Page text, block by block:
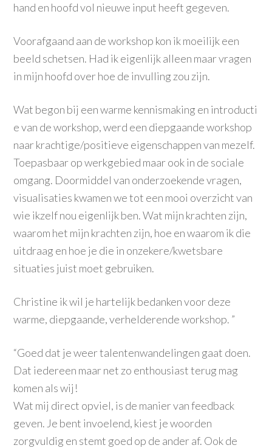
hand en hoofd vol nieuwe input heeft gegeven.
Voorafgaand aan de workshop kon ik moeilijk een
beeld schetsen. Had ik eigenlijk alleen maar vragen
in mijn hoofd over hoe de invulling zou zijn.
Wat begon bij een warme kennismaking en introducti
e van de workshop, werd een diepgaandeworkshop
naar krachtige/positieve eigenschappen van mezelf.
Toepasbaarop werkgebied maar ook in de sociale
omgang. Doormiddel van onderzoekende vragen,
visualisaties kwamen we tot een mooi overzicht van
wie ikzelf nou eigenlijk ben. Wat mijn krachten zijn,
waarom het mijn krachten zijn, hoe en waarom ik die
uitdraag en hoe je die in onzekere/kwetsbare
situaties juist moet gebruiken.
Christine ik wil je hartelijk bedanken voor deze
warme, diepgaande, verhelderende workshop. ”
“Goed dat je weer talentenwandelingen gaat doen.
Dat iedereen maar net zo enthousiast terug mag
komen als wij!
Wat mij direct opviel, is de manier van feedback
geven. Je bent invoelend, kiest je woorden
zorgvuldig en stemt goed op de ander af. Ook de